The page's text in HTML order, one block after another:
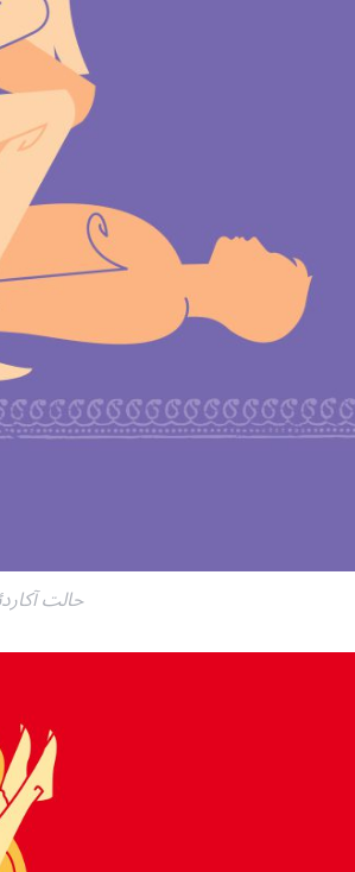
حالت